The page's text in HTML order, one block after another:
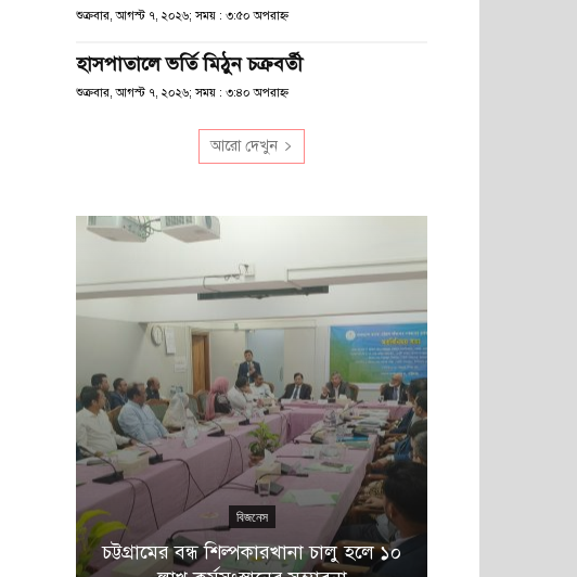
শুক্রবার, আগস্ট ৭, ২০২৬; সময় : ৩:৫০ অপরাহ্ণ
হাসপাতালে ভর্তি মিঠুন চক্রবর্তী
শুক্রবার, আগস্ট ৭, ২০২৬; সময় : ৩:৪০ অপরাহ্ণ
আরো দেখুন
বিজনেস
চট্টগ্রামের বন্ধ শিল্পকারখানা চালু হলে ১০